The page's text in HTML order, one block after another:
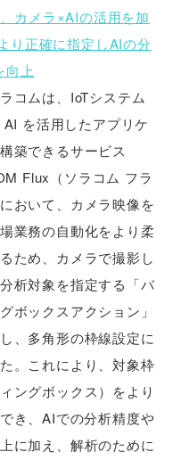
カメラ×AIの活用を加
り正確に指定しAIの分
向上
コムは、IoTシステム
を活用したアプリケ
築できるサービス
Flux（ソラコム フラ
おいて、カメラ映像を
業務の自動化をより柔
ため、カメラで撮影し
析対象を指定する「バ
ボックスアクション」
、多角形の枠線設定に
。これにより、対象枠
ングボックス）をより
き、AIでの分析精度や
に加え、解析のために